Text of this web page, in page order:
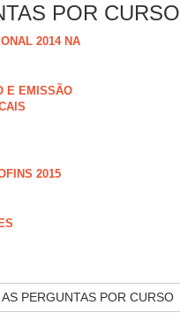
POR CURSO
2014 NA
E EMISSÃO
2015
PERGUNTAS POR CURSO